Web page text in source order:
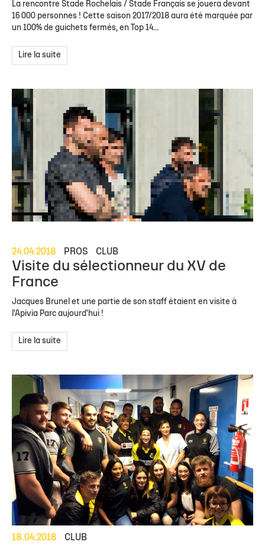
La rencontre Stade Rochelais / Stade Français se jouera devant
16 000 personnes ! Cette saison 2017/2018 aura été marquée par
un 100% de guichets fermés, en Top 14...
Lire la suite
24.04.2018 PROS CLUB
Visite du sélectionneur du XV de
France
Jacques Brunel et une partie de son staff étaient en visite à
l'Apivia Parc aujourd'hui !
Lire la suite
18.04.2018 CLUB